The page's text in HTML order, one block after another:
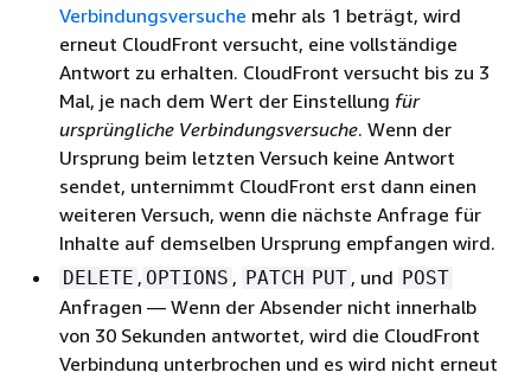
Verbindungsversuche mehr als 1 beträgt, wird
erneut CloudFront versucht, eine vollständige
Antwort zu erhalten. CloudFront versucht bis zu 3
Mal, je nach dem Wert der Einstellung für
ursprüngliche Verbindungsversuche. Wenn der
Ursprung beim letzten Versuch keine Antwort
sendet, unternimmt CloudFront erst dann einen
weiteren Versuch, wenn die nächste Anfrage für
Inhalte auf demselben Ursprung empfangen wird.
DELETE , OPTIONS , PATCH PUT , und POST
Anfragen — Wenn der Absender nicht innerhalb
von 30 Sekunden antwortet, wird die CloudFront
Verbindung unterbrochen und es wird nicht erneut